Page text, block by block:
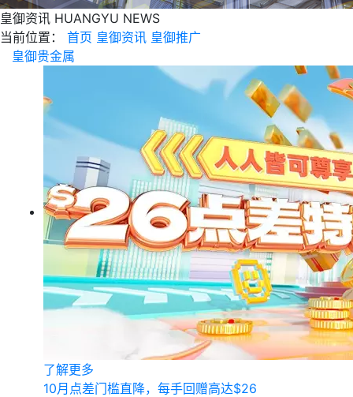
皇御资讯 HUANGYU NEWS
当前位置：
首页 皇御资讯 皇御推广
皇御贵金属
了解更多
10月点差门槛直降，每手回赠高达$26